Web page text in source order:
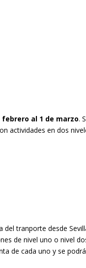
febrero al 1 de marzo.
actividades en dos
tranporte desde
de nivel uno o nivel
de cada uno y se